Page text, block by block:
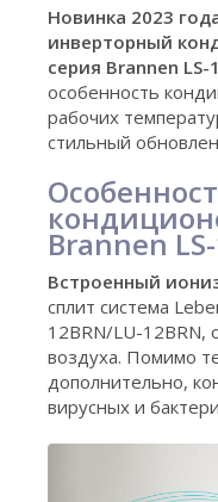
Новинка 2023
инверторный
серия Brannen LS-
особенность
рабочих
стильный
Brannen
Встроенный
сплит система
12BRN/LU-12BRN,
воздуха. Помимо
дополнительно,
вирусных и